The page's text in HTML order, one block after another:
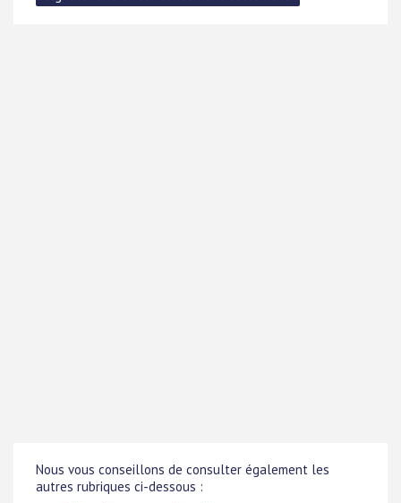
Nous vous conseillons de consulter également les
autres rubriques ci-dessous :